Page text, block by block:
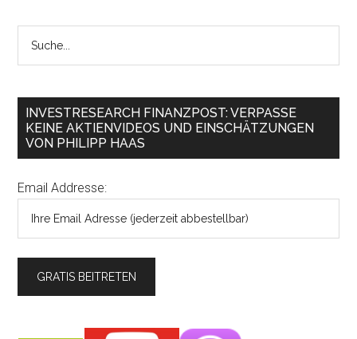
INVESTRESEARCH FINANZPOST: VERPASSE
KEINE AKTIENVIDEOS UND EINSCHÄTZUNGEN
VON PHILIPP HAAS
Email Addresse: